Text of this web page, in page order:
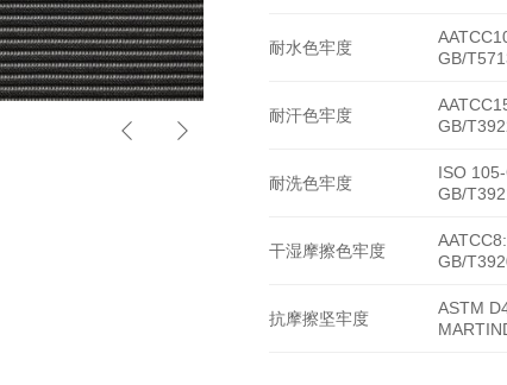
HY-8703
耐水色牢度
GB/
耐汗色牢度
GB/
耐洗色牢度
ISO
GB/
干湿摩擦色牢度
GB/
抗摩擦坚牢度
ASTM